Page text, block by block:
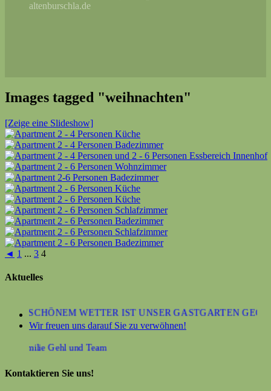
altenburschla.de
Images tagged "weihnachten"
[Zeige eine Slideshow]
◄ 1 ... 3 4
Aktuelles
SCHÖNEM WETTER IST UNSER GASTGARTEN
Wir freuen uns darauf Sie zu verwöhnen!
Familie Gehl und Team
Kontaktieren Sie uns!